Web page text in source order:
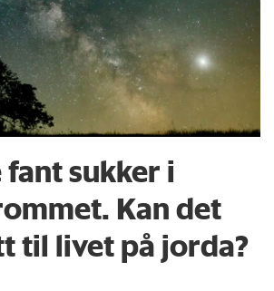
fant sukker i
Kan det
til livet på jorda?